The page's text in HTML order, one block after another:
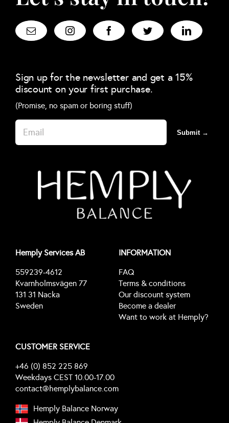
Sign up for the newsletter and get a 15%
discount on your first purchase.
(Promise, no spam or boring stuff)
Submit →
Hemply Services AB
559239-4612
Kvarnholmsvägen 77
131 31 Nacka
Sweden
INFORMATION
FAQ
Terms & conditions
Our discount system
Become a dealer
Want to work at Hemply?
CUSTOMER SERVICE
+46 (0) 852 225 869
Weekdays CEST 10.00-17.00
contact@hemplybalance.com
Hemply Balance Norway